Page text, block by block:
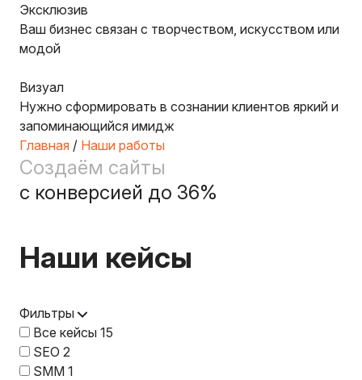
Эксклюзив
Ваш бизнес связан с творчеством, искусством или
модой
Визуал
Нужно сформировать в сознании клиентов яркий и
запоминающийся имидж
Главная / Наши работы
Создаём сайты
с конверсией до 36%
Наши кейсы
Фильтры
Все кейсы 15
SEO 2
SMM 1